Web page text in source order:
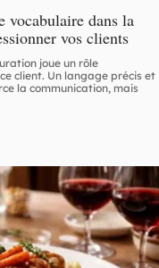
vocabulaire dans la
vos clients
joue un rôle
client. Un langage précis et
la communication, mais